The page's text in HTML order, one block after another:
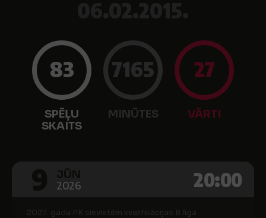
83
SPĒĻU
SKAITS
7165
MINŪTES
27
VĀRTI
2026 20:00
2027. gada PK sievietēm kvalifikācijas B līga